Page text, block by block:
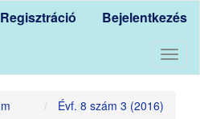
Regisztráció Bejelentkezés
Évf. 8 szám 3 (2016)